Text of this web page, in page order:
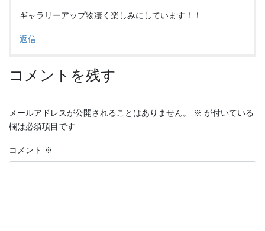
ギャラリーアップ物凄く楽しみにしています！！
返信
コメントを残す
メールアドレスが公開されることはありません。 ※ が付いている
欄は必須項目です
コメント ※